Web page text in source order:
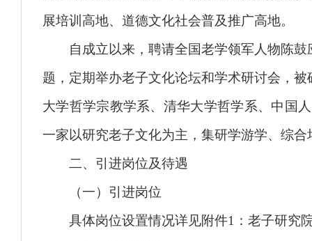
展培训高地、道德文化社会普及推广高地。
自成立以来，聘请全国老学领军人物陈鼓
题，定期举办老子文化论坛和学术研讨会，
大学哲学宗教学系、清华大学哲学系、中国
一家以研究老子文化为主，集研学游学、综
二、引进岗位及待遇
（一）引进岗位
具体岗位设置情况详见附件1：老子研究